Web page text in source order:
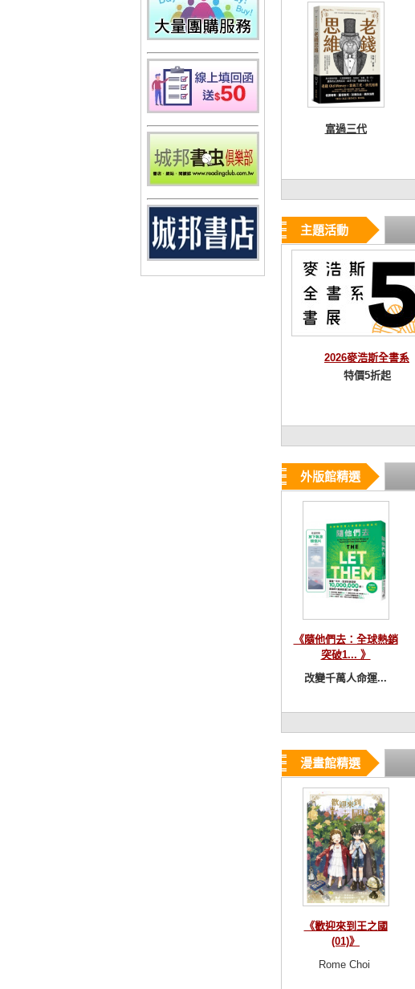
富過三代
主題活動
2026麥浩斯全書系
特價5折起
外版館精選
《隨他們去：全球熱銷
突破1... 》
改變千萬人命運...
漫畫館精選
《歡迎來到王之國
(01)》
Rome Choi